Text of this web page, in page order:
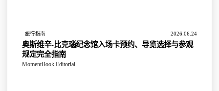
旅行指南 2026.06.24
奥斯维辛-比克瑙纪念馆入场卡预约、导览选择与参观
规定完全指南
MomentBook Editorial